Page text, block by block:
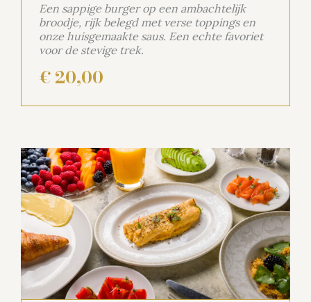
Een sappige burger op een ambachtelijk
broodje, rijk belegd met verse toppings en
onze huisgemaakte saus. Een echte favoriet
voor de stevige trek.
€ 20,00